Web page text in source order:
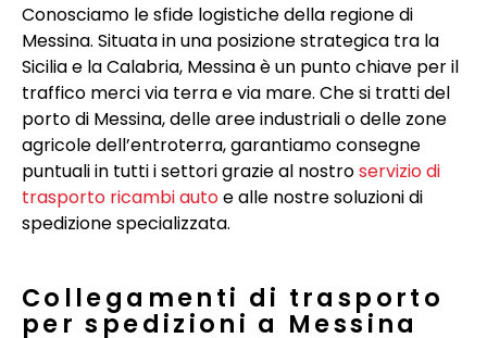
Conosciamo le sfide logistiche della regione di
Messina. Situata in una posizione strategica tra la
Sicilia e la Calabria, Messina è un punto chiave per il
traffico merci via terra e via mare. Che si tratti del
porto di Messina, delle aree industriali o delle zone
agricole dell’entroterra, garantiamo consegne
puntuali in tutti i settori grazie al nostroservizio di
trasporto ricambi autoe alle nostre soluzioni di
spedizione specializzata.
Collegamenti di trasporto
per spedizioni a Messina